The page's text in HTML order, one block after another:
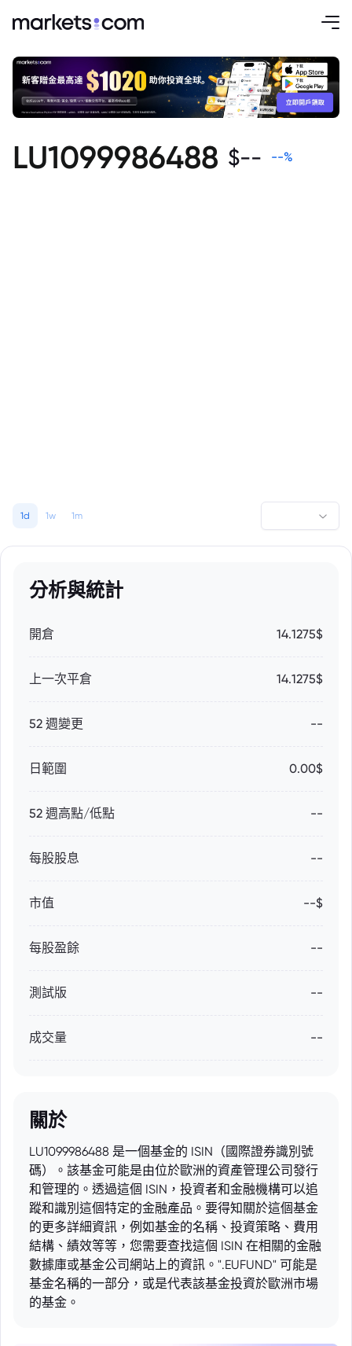
LU1099986488 $-- --%
1d 1w 1m
分析與統計
開倉 14.1275$
上一次平倉 14.1275$
52 週變更 --
日範圍 0.00$
52 週高點/低點 --
每股股息 --
市值 --$
每股盈餘 --
測試版 --
成交量 --
關於
LU1099986488 是一個基金的 ISIN（國際證券識別號
碼）。該基金可能是由位於歐洲的資產管理公司發行
和管理的。透過這個 ISIN，投資者和金融機構可以追
蹤和識別這個特定的金融產品。要得知關於這個基金
的更多詳細資訊，例如基金的名稱、投資策略、費用
結構、績效等等，您需要查找這個 ISIN 在相關的金融
數據庫或基金公司網站上的資訊。".EUFUND" 可能是
基金名稱的一部分，或是代表該基金投資於歐洲市場
的基金。